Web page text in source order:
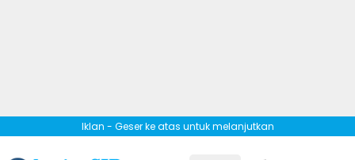
Iklan - Geser ke atas untuk melanjutkan